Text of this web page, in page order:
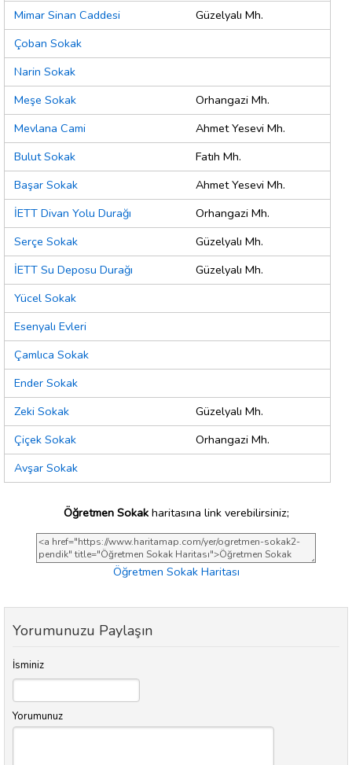
Mimar Sinan Caddesi
Güzelyalı Mh.
Çoban Sokak
Narin Sokak
Meşe Sokak
Orhangazi Mh.
Mevlana Cami
Ahmet Yesevi Mh.
Bulut Sokak
Fatıh Mh.
Başar Sokak
Ahmet Yesevi Mh.
İETT Divan Yolu Durağı
Orhangazi Mh.
Serçe Sokak
Güzelyalı Mh.
İETT Su Deposu Durağı
Güzelyalı Mh.
Yücel Sokak
Esenyalı Evleri
Çamlıca Sokak
Ender Sokak
Zeki Sokak
Güzelyalı Mh.
Çiçek Sokak
Orhangazi Mh.
Avşar Sokak
Öğretmen Sokakharitasına link verebilirsiniz;
Öğretmen Sokak Haritası
Yorumunuzu Paylaşın
İsminiz
Yorumunuz